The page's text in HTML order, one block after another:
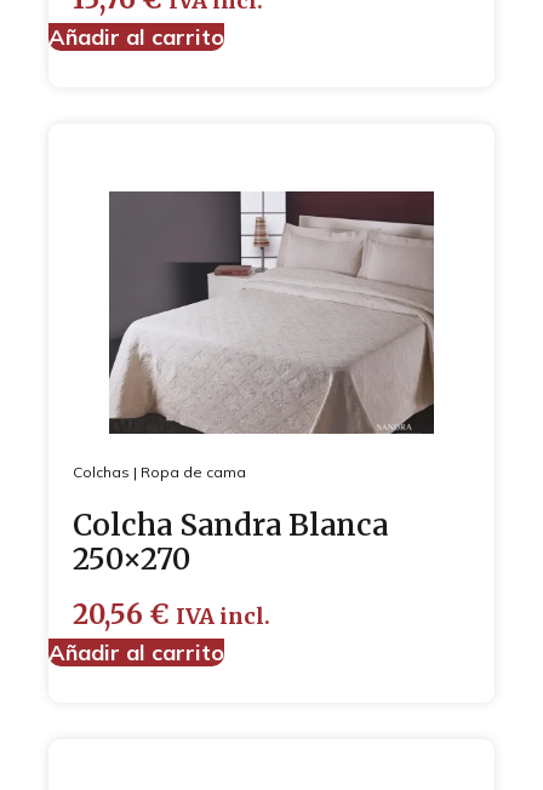
Añadir al carrito
Colchas | Ropa de cama
Colcha Sandra Blanca
250×270
20,56 € IVA incl.
Añadir al carrito